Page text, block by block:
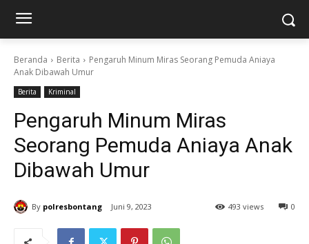
Beranda Berita
Pengaruh Minum Miras Seorang Pemuda Aniaya
Anak Dibawah Umur
Berita Kriminal
Pengaruh Minum Miras
Seorang Pemuda Aniaya Anak
Dibawah Umur
By polresbontang Juni 9, 2023 0
493 views